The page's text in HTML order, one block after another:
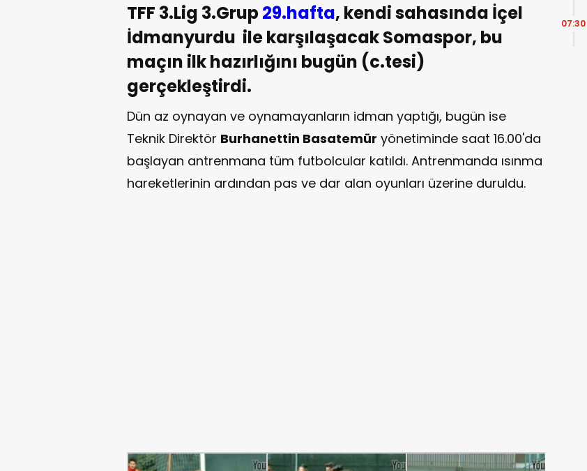
TFF 3.Lig 3.Grup29.hafta, kendi sahasında İçel
İdmanyurdu ile karşılaşacak Somaspor, bu
maçın ilk hazırlığını bugün (c.tesi)
gerçekleştirdi.
Dün az oynayan ve oynamayanların idman yaptığı, bugün ise
Teknik Direktör Burhanettin Basatemür yönetiminde saat 16.00'da
başlayan antrenmana tüm futbolcular katıldı. Antrenmanda ısınma
hareketlerinin ardından pas ve dar alan oyunları üzerine duruldu.
07:30